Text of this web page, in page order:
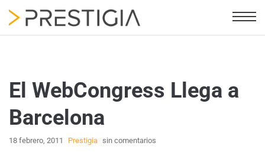
El WebCongress Llega a
Barcelona
18 febrero, 2011 Prestigia sin comentarios